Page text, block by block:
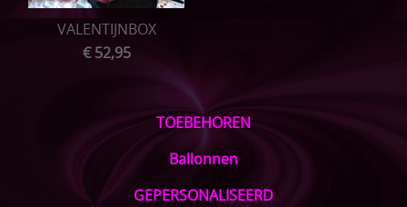
TOEBEHOREN
Ballonnen
GEPERSONALISEERD
VALENTIJNBOX
€ 52,95